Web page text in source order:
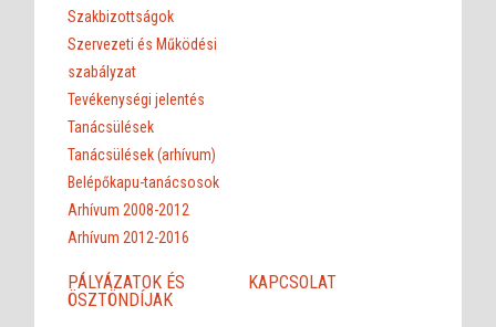
Szakbizottságok
Szervezeti és Működési
szabályzat
Tevékenységi jelentés
Tanácsülések
Tanácsülések (arhívum)
Belépőkapu-tanácsosok
Arhívum 2008-2012
Arhívum 2012-2016
PÁLYÁZATOK ÉS
ÖSZTÖNDÍJAK
KAPCSOLAT